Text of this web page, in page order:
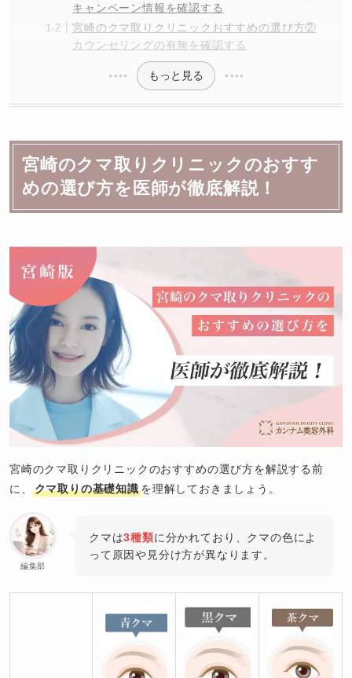
キャンペーン情報を確認する
宮崎のクマ取りクリニックおすすめの選び方②
カウンセリングの有無を確認する
もっと見る
宮崎のクマ取りクリニックのおすす
めの選び方を医師が徹底解説！
宮崎のクマ取りクリニックのおすすめの選び方を解説する前
に、
クマ取りの基礎知識を理解しておきましょう。
編集部
クマは3種類に分かれており、クマの色によ
って原因や見分け方が異なります。